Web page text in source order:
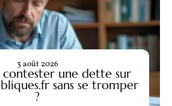
une dette sur
sans se tromper
?
3 août 2026